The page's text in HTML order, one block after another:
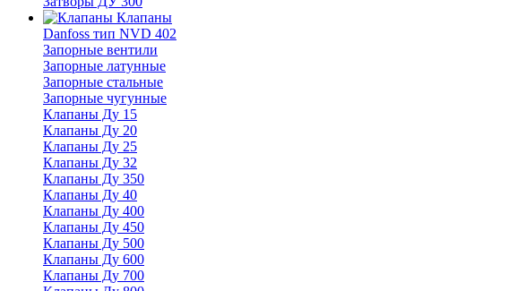
Клапаны
Danfoss тип NVD 402
Запорные вентили
Запорные латунные
Запорные стальные
Запорные чугунные
Клапаны Ду 15
Клапаны Ду 20
Клапаны Ду 25
Клапаны Ду 32
Клапаны Ду 350
Клапаны Ду 40
Клапаны Ду 400
Клапаны Ду 450
Клапаны Ду 500
Клапаны Ду 600
Клапаны Ду 700